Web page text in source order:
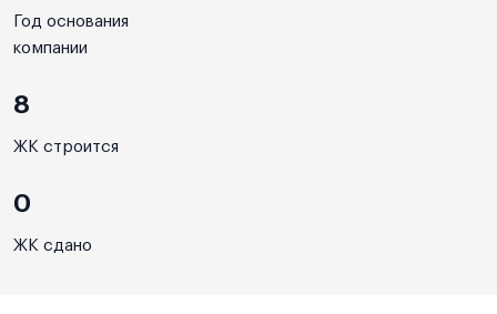
Год основания
компании
8
ЖК строится
0
ЖК сдано